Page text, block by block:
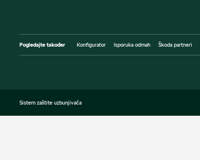
Pogledajte također Konfigurator Isporuka odmah Škoda partneri
Sistem zaštite uzbunjivača